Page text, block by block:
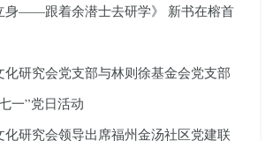
身——跟着余潜士去研学》 新书在榕首
化研究会党支部与林则徐基金会党支部
一”党日活动
化研究会领导出席福州金汤社区党建联